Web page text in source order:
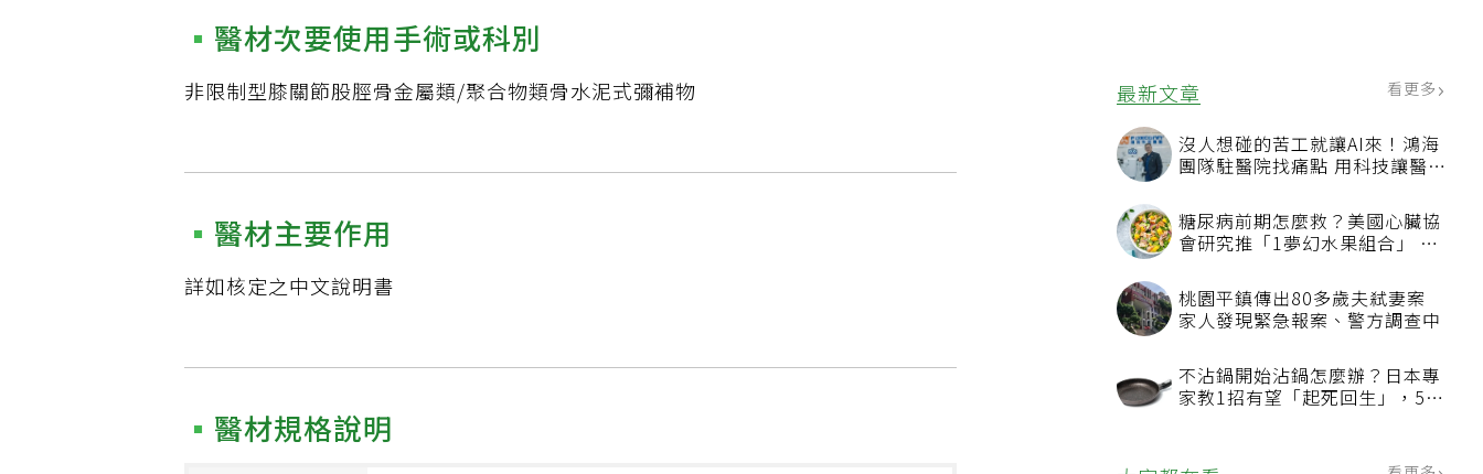
最新文章 看更多
沒人想碰的苦工就讓AI來！鴻海
團隊駐醫院找痛點 用科技讓醫療
糖尿病前期怎麼救？美國心臟協
會研究推「1夢幻水果組合」 酪
桃園平鎮傳出80多歲夫弒妻案
家人發現緊急報案、警方調查中
不沾鍋開始沾鍋怎麼辦？日本專
家教1招有望「起死回生」，5情
醫材次要使用手術或科別
非限制型膝關節股脛骨金屬類/聚合物類骨水泥式彌補物
醫材主要作用
詳如核定之中文說明書
醫材規格說明